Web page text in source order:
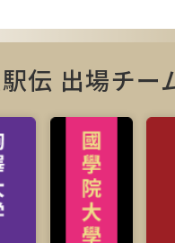
伝 出場チー